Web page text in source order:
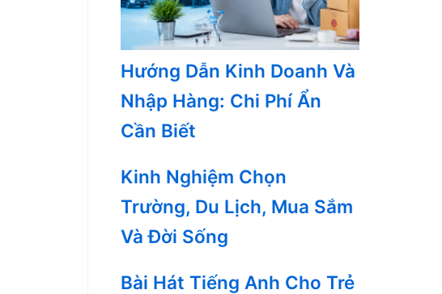
Hướng Dẫn Kinh Doanh Và
Nhập Hàng: Chi Phí Ẩn
Cần Biết
Kinh Nghiệm Chọn
Trường, Du Lịch, Mua Sắm
Và Đời Sống
Bài Hát Tiếng Anh Cho Trẻ